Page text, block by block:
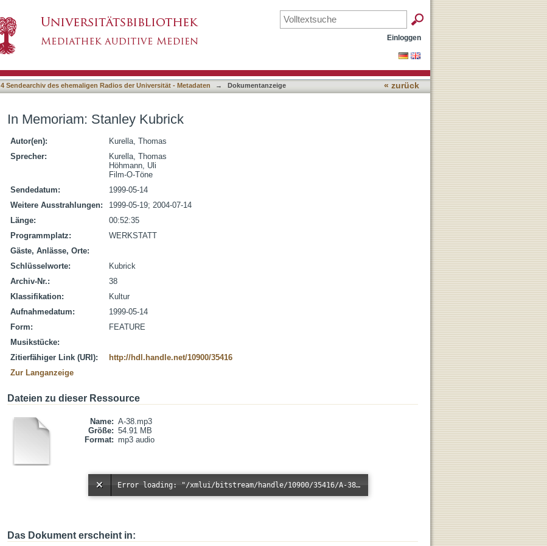
Einloggen
4 Sendearchiv des ehemaligen Radios der Universität - Metadaten → Dokumentanzeige « zurück
In Memoriam: Stanley Kubrick
Autor(en):
Kurella, Thomas
Sprecher:
Kurella, Thomas
Höhmann, Uli
Film-O-Töne
Sendedatum:
1999-05-14
Weitere Ausstrahlungen:
1999-05-19; 2004-07-14
Länge:
00:52:35
Programmplatz:
WERKSTATT
Gäste, Anlässe, Orte:
Schlüsselworte:
Kubrick
Archiv-Nr.:
38
Klassifikation:
Kultur
Aufnahmedatum:
1999-05-14
Form:
FEATURE
Musikstücke:
Zitierfähiger Link (URI):
http://hdl.handle.net/10900/35416
Zur Langanzeige
Dateien zu dieser Ressource
Name: A-38.mp3
Größe: 54.91 MB
Format: mp3 audio
Error loading: "/xmlui/bitstream/handle/10900/35416/A-38.mp3?sequence=1&isAllowed=n"
Das Dokument erscheint in: